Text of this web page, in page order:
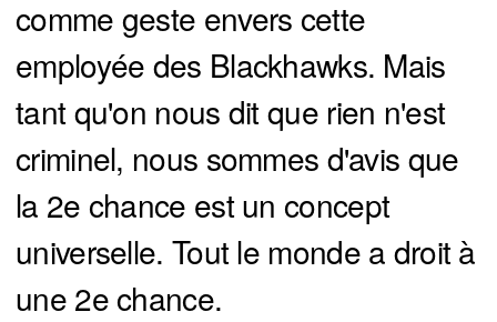
comme geste envers cette
employée des Blackhawks. Mais
tant qu'on nous dit que rien n'est
criminel, nous sommes d'avis que
la 2e chance est un concept
universelle. Tout le monde a droit à
une 2e chance.